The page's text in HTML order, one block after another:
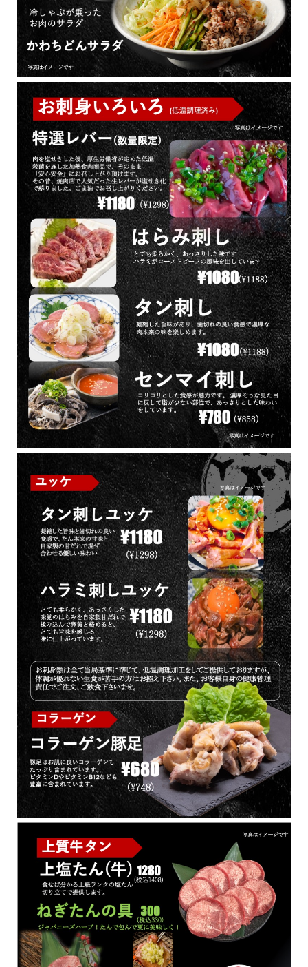
黒川本家
焼肉食べ放題 黒
川家
ミートショップや
ま田